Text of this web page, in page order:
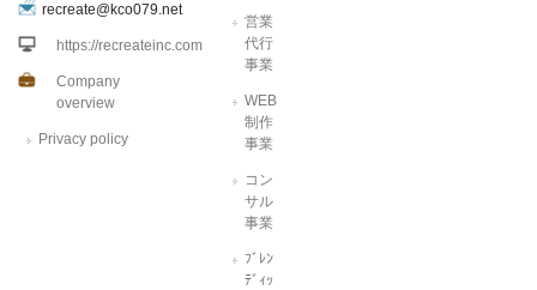
recreate@kco079.net
https://recreateinc.com
Company
overview
Privacy policy
営業
代行
事業
WEB
制作
事業
コン
サル
事業
ﾌﾞﾚﾝ
ﾃﾞｨｯ